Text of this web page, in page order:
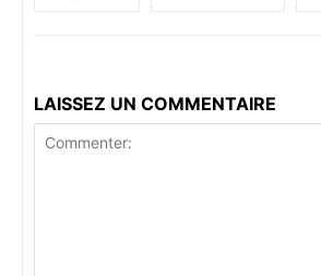
LAISSEZ UN COMMENTAIRE